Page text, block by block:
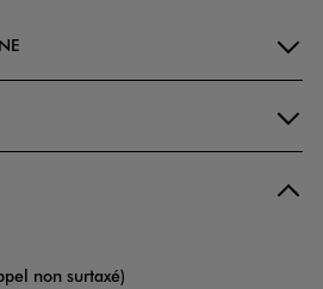
non surtaxé)